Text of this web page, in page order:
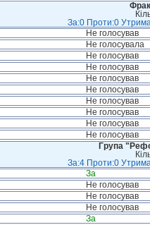
За:0 Проти:0
Не голосував
Не голосувала
Не голосував
Не голосував
Не голосував
Не голосував
Не голосував
Не голосував
Не голосував
Не голосував
Група
За:4 Проти:0
За
Не голосував
Не голосував
Не голосував
За